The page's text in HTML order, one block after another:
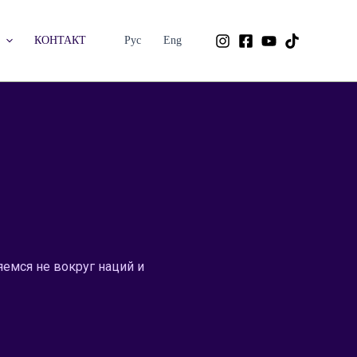
КОНТАКТ Рус Eng
не вокруг наций и